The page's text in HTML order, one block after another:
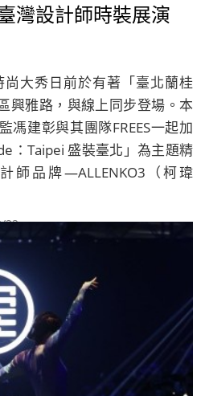
灣設計師時裝展演
大秀日前於有著「臺北蘭桂
興雅路，與線上同步登場。本
馮建彰與其團隊FREES一起加
：Taipei 盛裝臺北」為主題精
師品牌—ALLENKO3（柯瑋
、JUST IN XX（周裕穎）、
Bruno Chung），透過時裝與
風格文化，包括許富凱、初孟
都上場走秀，演繹2025春夏
22